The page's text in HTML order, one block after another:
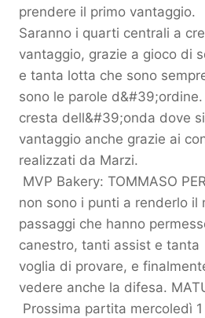
prendere il primo vantaggio.
Saranno i quarti centrali a
vantaggio, grazie a gioco di
e tanta lotta che sono
sono le parole
cresta dell&#39;onda dove
vantaggio anche grazie ai
realizzati da Marzi.
MVP Bakery: TOMMASO
non sono i punti a renderlo il
passaggi che hanno
canestro, tanti assist e tanta
voglia di provare, e
vedere anche la difesa.
Prossima partita mercoledì